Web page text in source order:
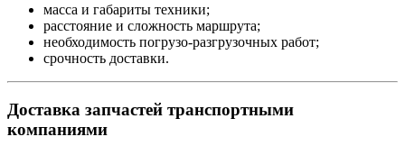
масса и габариты техники;
расстояние и сложность маршрута;
необходимость погрузо-разгрузочных работ;
срочность доставки.
Доставка запчастей транспортными
компаниями